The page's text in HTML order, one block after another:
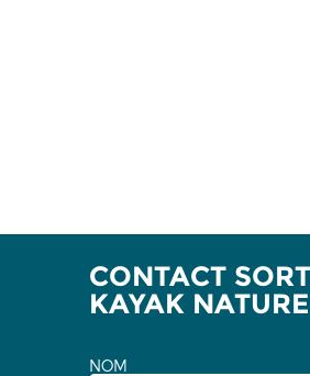
CONTACT
KAYAK NATURE
NOM